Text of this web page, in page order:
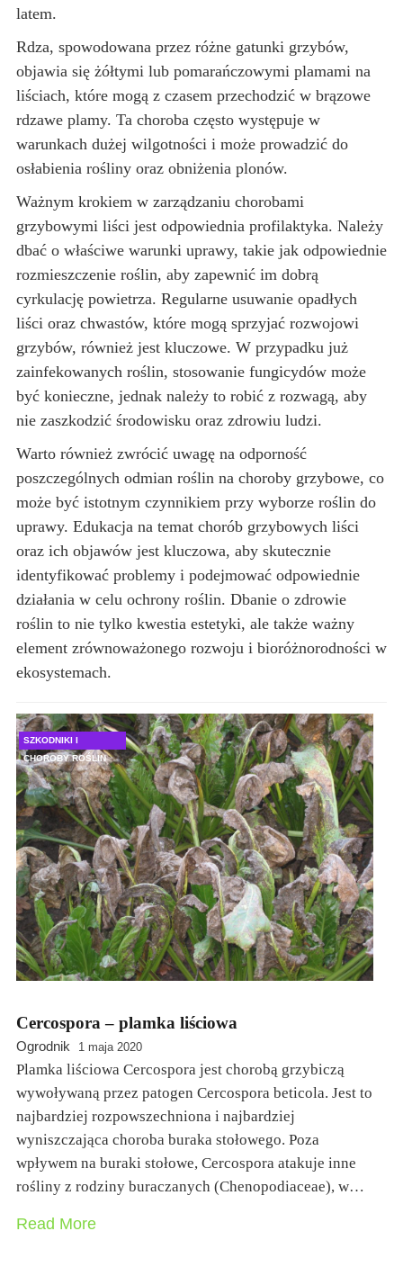
latem.
Rdza, spowodowana przez różne gatunki grzybów,
objawia się żółtymi lub pomarańczowymi plamami na
liściach, które mogą z czasem przechodzić w brązowe
rdzawe plamy. Ta choroba często występuje w
warunkach dużej wilgotności i może prowadzić do
osłabienia rośliny oraz obniżenia plonów.
Ważnym krokiem w zarządzaniu chorobami
grzybowymi liści jest odpowiednia profilaktyka. Należy
dbać o właściwe warunki uprawy, takie jak odpowiednie
rozmieszczenie roślin, aby zapewnić im dobrą
cyrkulację powietrza. Regularne usuwanie opadłych
liści oraz chwastów, które mogą sprzyjać rozwojowi
grzybów, również jest kluczowe. W przypadku już
zainfekowanych roślin, stosowanie fungicydów może
być konieczne, jednak należy to robić z rozwagą, aby
nie zaszkodzić środowisku oraz zdrowiu ludzi.
Warto również zwrócić uwagę na odporność
poszczególnych odmian roślin na choroby grzybowe, co
może być istotnym czynnikiem przy wyborze roślin do
uprawy. Edukacja na temat chorób grzybowych liści
oraz ich objawów jest kluczowa, aby skutecznie
identyfikować problemy i podejmować odpowiednie
działania w celu ochrony roślin. Dbanie o zdrowie
roślin to nie tylko kwestia estetyki, ale także ważny
element zrównoważonego rozwoju i bioróżnorodności w
ekosystemach.
SZKODNIKI I
CHOROBY ROŚLIN
Cercospora – plamka liściowa
Ogrodnik 1 maja 2020
Plamka liściowa Cercospora jest chorobą grzybiczą
wywoływaną przez patogen Cercospora beticola. Jest to
najbardziej rozpowszechniona i najbardziej
wyniszczająca choroba buraka stołowego. Poza
wpływem na buraki stołowe, Cercospora atakuje inne
rośliny z rodziny buraczanych (Chenopodiaceae), w…
Read More